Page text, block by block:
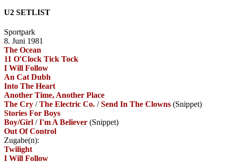
U2 SETLIST
Sportpark
8. Juni 1981
The Ocean
11 O'Clock Tick Tock
I Will Follow
An Cat Dubh
Into The Heart
Another Time, Another Place
The Cry /The Electric Co. /Send In The Clowns (Snippet)
Stories For Boys
Boy/Girl /I'm A Believer (Snippet)
Out Of Control
Zugabe(n):
Twilight
I Will Follow